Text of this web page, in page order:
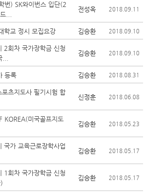
번) SK와이번스 입단(2
...
전성옥 2018.09.11
학교 정시 모집요강 김승환 2018.09.10
2회차 국가장학금 신청
김승환 2018.09.10
등록 김승환 2018.08.31
츠지도사 필기시험 합
신정훈 2018.06.08
KOREA(미국골프지도
김승환 2018.05.23
가 교육근로장학사업
김승환 2018.05.17
1회차 국가장학금 신청
김승환 2018.05.17